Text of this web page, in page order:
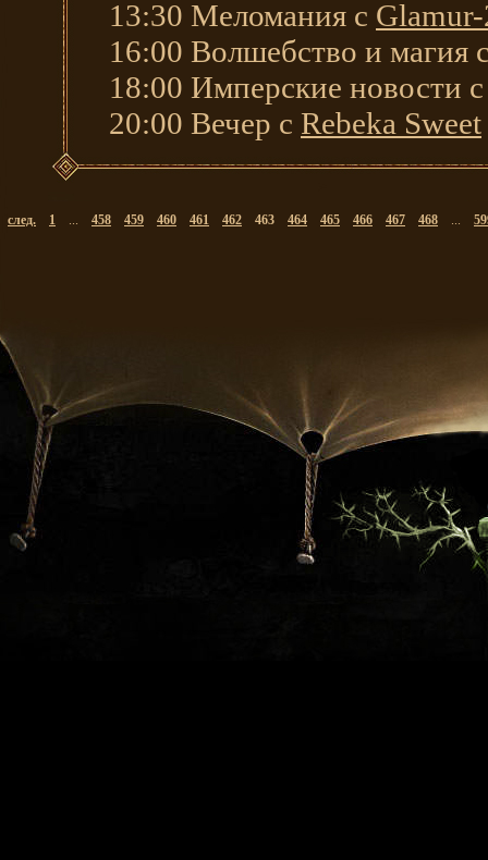
13:30 Меломания с
16:00 Волшебство и магия
18:00 Имперские новости
20:00 Вечер с Rebeka Sweet
след. 1 ... 458 459 460 461 462 463 464 465 466 467 468 ...